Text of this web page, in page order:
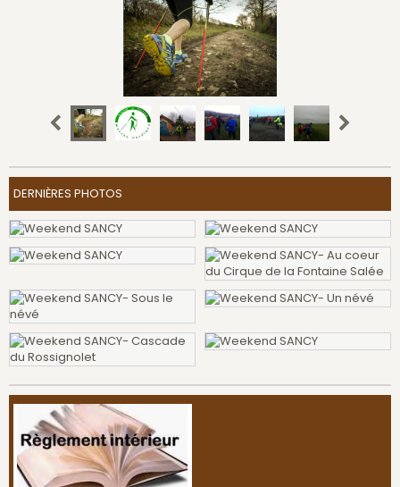
DERNIÈRES PHOTOS